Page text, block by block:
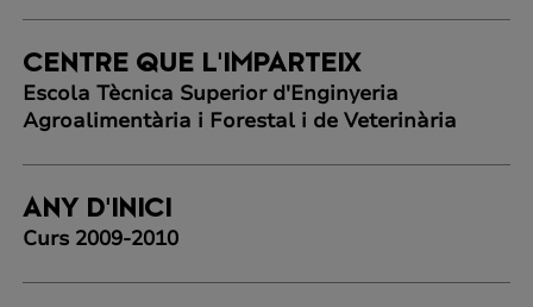
CENTRE QUE L'IMPARTEIX
Escola Tècnica Superior d'Enginyeria
Agroalimentària i Forestal i de Veterinària
ANY D'INICI
Curs 2009-2010